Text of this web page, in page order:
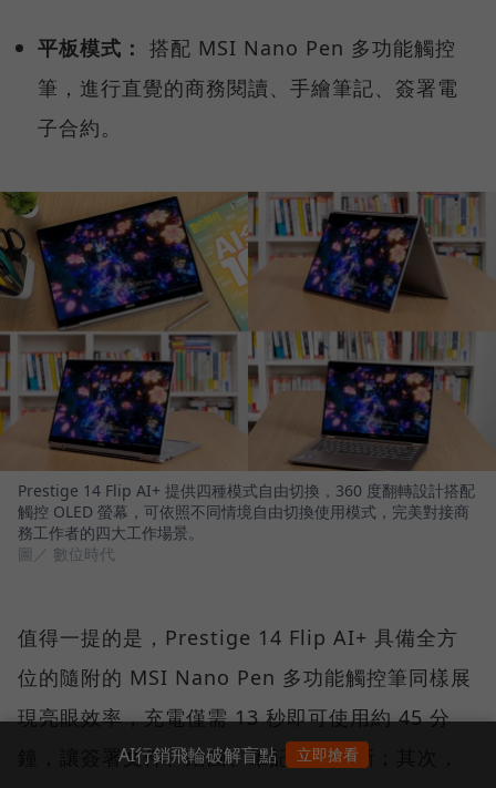
平板模式： 搭配 MSI Nano Pen 多功能觸控
筆，進行直覺的商務閱讀、手繪筆記、簽署電
子合約。
Prestige 14 Flip AI+ 提供四種模式自由切換，360 度翻轉設計搭配
觸控 OLED 螢幕，可依照不同情境自由切換使用模式，完美對接商
務工作者的四大工作場景。
圖／ 數位時代
值得一提的是，Prestige 14 Flip AI+ 具備全方
位的隨附的 MSI Nano Pen 多功能觸控筆同樣展
現亮眼效率，充電僅需 13 秒即可使用約 45 分
鐘，讓簽署文件、繪圖、筆記不再間斷；其次，
AI行銷飛輪破解盲點 立即搶看